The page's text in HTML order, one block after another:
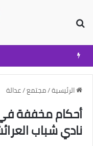
الرئيسية/مجتمع/عدالة
أحكام مخففة
نادي شباب